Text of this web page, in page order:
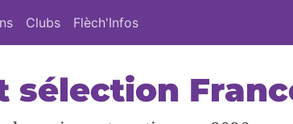
Clubs Flèch'Infos
sélection